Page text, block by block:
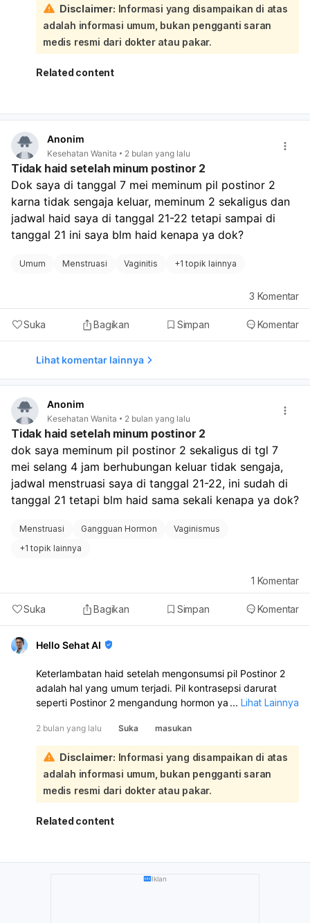
hormon:
Mengingat darah yang keluar sangat sedikit, tidak
sampai membasahi pembalut, tidak disertai bau
menyengat, nyeri, atau perdarahan hebat seperti haid, ini
cenderung mengarah pada kondisi yang tidak
memastikan penyebabnya dan menenangkan
dengan dokter kandungan. Dokter dapat melakukan
pemeriksaan lebih lanjut untuk memastikan tidak ada
masalah kesehatan lain yang mendasari.
Disclaimer: Informasi yang disampaikan di atas
adalah informasi umum, bukan pengganti saran
medis resmi dari dokter atau pakar.
Related content
Anonim
Kesehatan Wanita 2 bulan yang lalu
Tidak haid setelah minum postinor 2
Dok saya di tanggal 7 mei meminum pil postinor 2
karna tidak sengaja keluar, meminum 2 sekaligus dan
jadwal haid saya di tanggal 21-22 tetapi sampai di
tanggal 21 ini saya blm haid kenapa ya dok?
Umum Menstruasi Vaginitis +1 topik lainnya
Suka Bagikan Simpan Komentar
3 Komentar
Lihat komentar lainnya
Anonim
Kesehatan Wanita 2 bulan yang lalu
Tidak haid setelah minum postinor 2
dok saya meminum pil postinor 2 sekaligus di tgl 7
mei selang 4 jam berhubungan keluar tidak sengaja,
jadwal menstruasi saya di tanggal 21-22, ini sudah di
Menstruasi Gangguan Hormon
Vaginismus
+1 topik lainnya
Suka Bagikan Simpan Komentar
1 Komentar
Hello Sehat AI
Keterlambatan haid setelah mengonsumsi pil Postinor 2
adalah hal yang umum terjadi. Pil kontrasepsi darurat
seperti Postinor 2 mengandung hormon yang dapat
menyebabkan haid datang lebih lambat dari jadwal yang
seharusnya:
Meskipun Anda sudah mengonsumsi Postinor 2,
efektivitasnya tidak 100%, dan ada kemungkinan kecil
kehamilan tetap terjadi. Mengingat jadwal haid Anda
sudah lewat dan belum datang, disarankan untuk
melakukan tes kehamilan. Jika hasilnya positif atau jika
dengan dokter untuk pemeriksaan lebih lanjut.
... Lihat Lainnya
2 bulan yang lalu Suka masukan
Disclaimer: Informasi yang disampaikan di atas
adalah informasi umum, bukan pengganti saran
medis resmi dari dokter atau pakar.
Related content
Iklan